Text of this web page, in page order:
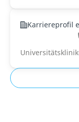
Karriereprofil